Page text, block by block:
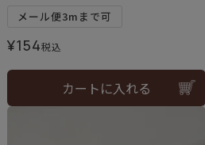
メール便3mまで可
¥154税込
カートに入れる